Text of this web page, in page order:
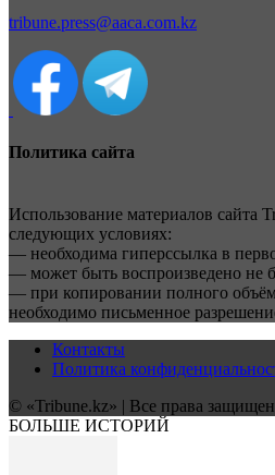
tribune.press@aaca.com.kz
Политика сайта
Использование материалов сайта
следующих условиях:
— необходима гиперссылка в
— может быть воспроизведено не
— при копировании полного
необходимо письменное
Контакты
Политика
© «Tribune.kz» | Все права
БОЛЬШЕ ИСТОРИЙ